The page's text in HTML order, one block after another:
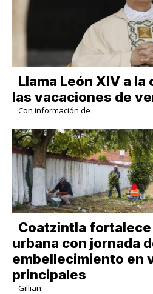
Llama León XIV a
las vacaciones de
Con información de
Coatzintla fortalece
urbana con jornada
embellecimiento en
principales
Gillian